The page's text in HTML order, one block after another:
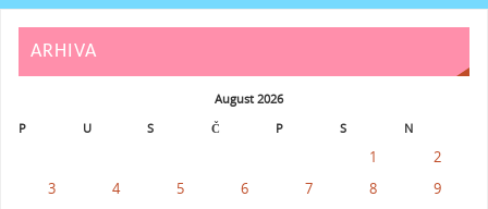
ARHIVA
August 2026
P
U S Č P S N
1
2
3
4 5 6 7 8
9